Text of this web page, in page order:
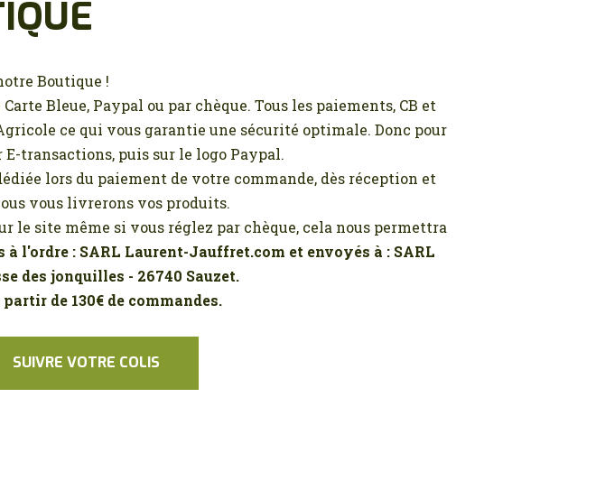
Boutique !
Bleue, Paypal ou par chèque. Tous les paiements, CB et
ce qui vous garantie une sécurité optimale. Donc pour
transactions, puis sur le logo Paypal.
lors du paiement de votre commande, dès réception et
vous livrerons vos produits.
le site même si vous réglez par chèque, cela nous permettra
l'ordre : SARL Laurent-Jauffret.com et envoyés à : SARL
des jonquilles - 26740 Sauzet.
de 130€ de commandes.
SUIVRE VOTRE COLIS